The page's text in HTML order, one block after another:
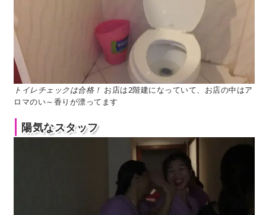
トイレチェックは合格！ お店は2階建になっていて、お店の中はア
ロマのい～香りが漂ってます
陽気なスタッフ